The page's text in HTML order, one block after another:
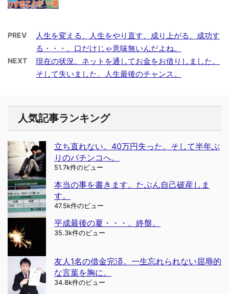
PREV
人生を変える、人生をやり直す、成り上がる、成功す
る・・・。口だけじゃ意味無いんだよね。
NEXT
現在の状況。ネットを通してお金をお借りしました。
そして失いました。人生最後のチャンス。
人気記事ランキング
立ち直れない。40万円失った。そして半年ぶ
りのパチンコへ。
51.7k件のビュー
本当の事を書きます。たぶん自己破産しま
す。
47.5k件のビュー
平成最後の夏・・・。終盤。
35.3k件のビュー
友人1名の借金完済。一生忘れられない屈辱的
な言葉を胸に。
34.8k件のビュー